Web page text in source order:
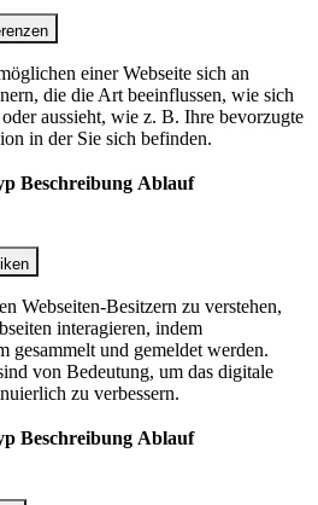
einer Webseite sich an
die die Art beeinflussen, wie sich
aussieht, wie z. B. Ihre bevorzugte
in der Sie sich befinden.
Beschreibung Ablauf
Webseiten-Besitzern zu verstehen,
interagieren, indem
gesammelt und gemeldet werden.
von Bedeutung, um das digitale
zu verbessern.
Beschreibung Ablauf